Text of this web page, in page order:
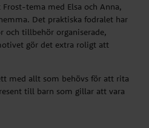
tema med Elsa och Anna,
Det praktiska fodralet har
och tillbehör organiserade,
gör det extra roligt att
med allt som behövs för att rita
till barn som gillar att vara